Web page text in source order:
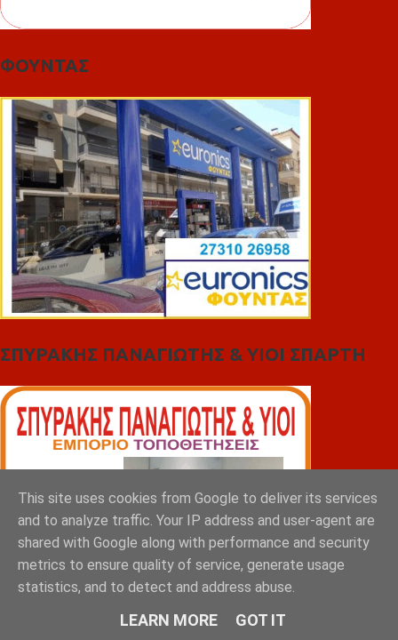
ΦΟΥΝΤΑΣ
ΣΠΥΡΑΚΗΣ ΠΑΝΑΓΙΩΤΗΣ & YIOI ΣΠΑΡΤΗ
This site uses cookies from Google to deliver its services
and to analyze traffic. Your IP address and user-agent are
shared with Google along with performance and security
metrics to ensure quality of service, generate usage
statistics, and to detect and address abuse.
LEARN MORE GOT IT